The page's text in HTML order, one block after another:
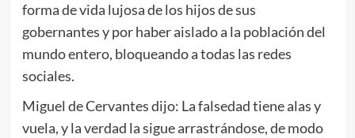
forma de vida lujosa de los hijos de sus
gobernantes y por haber aislado a la población del
mundo entero, bloqueando a todas las redes
sociales.
Miguel de Cervantes dijo: La falsedad tiene alas y
vuela, y la verdad la sigue arrastrándose, de modo